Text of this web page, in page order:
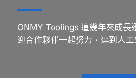
ONMY Toolings 這幾年來成長
迎合作夥伴一起努力，達到人工